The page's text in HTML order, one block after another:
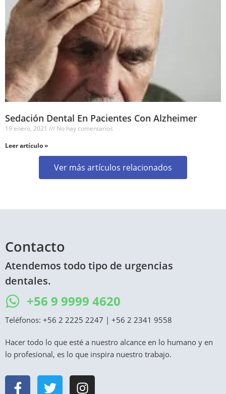
Sedación Dental En Pacientes Con Alzheimer
19 enero, 2021
No hay comentarios
Leer artículo »
Ver más artículos relacionados
Contacto
Atendemos todo tipo de urgencias
dentales.
+56 9 9999 4620
Teléfonos: +56 2 2225 2247 | +56 2 2341 9558
Hacer todo lo que esté a nuestro alcance en lo humano y en
lo profesional, es lo que inspira nuestro trabajo.